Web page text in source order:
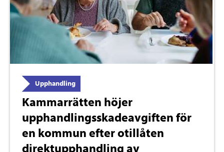
Upphandling
Kammarrätten höjer
upphandlingsskadeavgiften för
en kommun efter otillåten
direktupphandling av